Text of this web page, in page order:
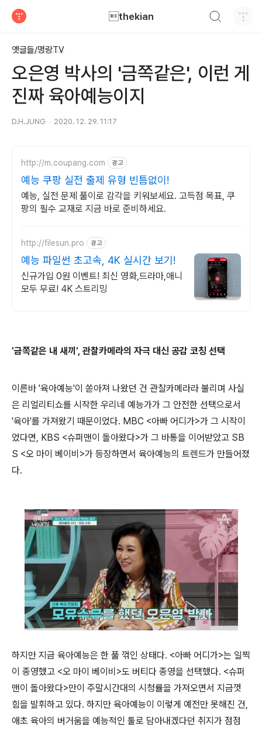
thekian
옛글들/명랑TV
오은영 박사의 '금쪽같은', 이런 게
진짜 육아예능이지
D.H.JUNG 2020. 12. 29. 11:17
http://m.coupang.com 광고
예능 쿠팡 실전 출제 유형 빈틈없이!
예능, 실전 문제 풀이로 감각을 키워보세요. 고득점 목표, 쿠
팡의 필수 교재로 지금 바로 준비하세요.
http://filesun.pro 광고
예능 파일썬 초고속, 4K 실시간 보기!
신규가입 0원 이벤트! 최신 영화,드라마,애니
모두 무료! 4K 스트리밍
'금쪽같은 내 새끼', 관찰카메라의 자극 대신 공감 코칭 선택
이른바 '육아예능'이 쏟아져 나왔던 건 관찰카메라라 불리며 사실
은 리얼리티쇼를 시작한 우리네 예능가가 그 안전한 선택으로서
'육아'를 가져왔기 때문이었다. MBC <아빠 어디가>가 그 시작이
었다면, KBS <슈퍼맨이 돌아왔다>가 그 바통을 이어받았고 SB
S <오 마이 베이비>가 등장하면서 육아예능의 트렌드가 만들어졌
다.
하지만 지금 육아예능은 한 풀 꺾인 상태다. <아빠 어디가>는 일찍
이 종영했고 <오 마이 베이비>도 버티다 종영을 선택했다. <슈퍼
맨이 돌아왔다>만이 주말시간대의 시청률을 가져오면서 지금껏
힘을 발휘하고 있다. 하지만 육아예능이 이렇게 예전만 못해진 건,
애초 육아의 버거움을 예능적인 툴로 담아내겠다던 취지가 점점